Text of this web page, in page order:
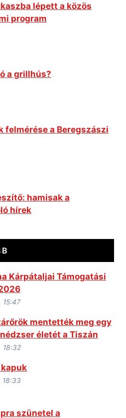
lépett a közös
program
a grillhús?
felmérése a Beregszászi
hamisak a
hírek
Kárpátaljai Támogatási
15:47
mentették meg egy
életét a Tiszán
18:32
18:33
szünetel a